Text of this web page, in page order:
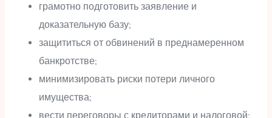
грамотно подготовить заявление и
доказательную базу;
защититься от обвинений в преднамеренном
банкротстве;
минимизировать риски потери личного
имущества;
вести переговоры с кредиторами и налоговой;